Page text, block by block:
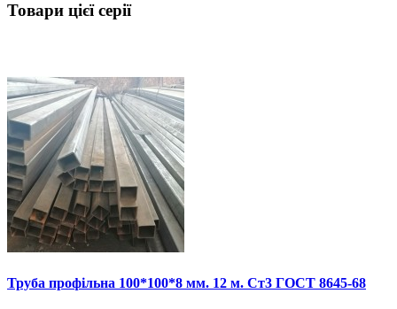
Товари цієї серії
Труба профільна 100*100*8 мм. 12 м. Ст3 ГОСТ 8645-68